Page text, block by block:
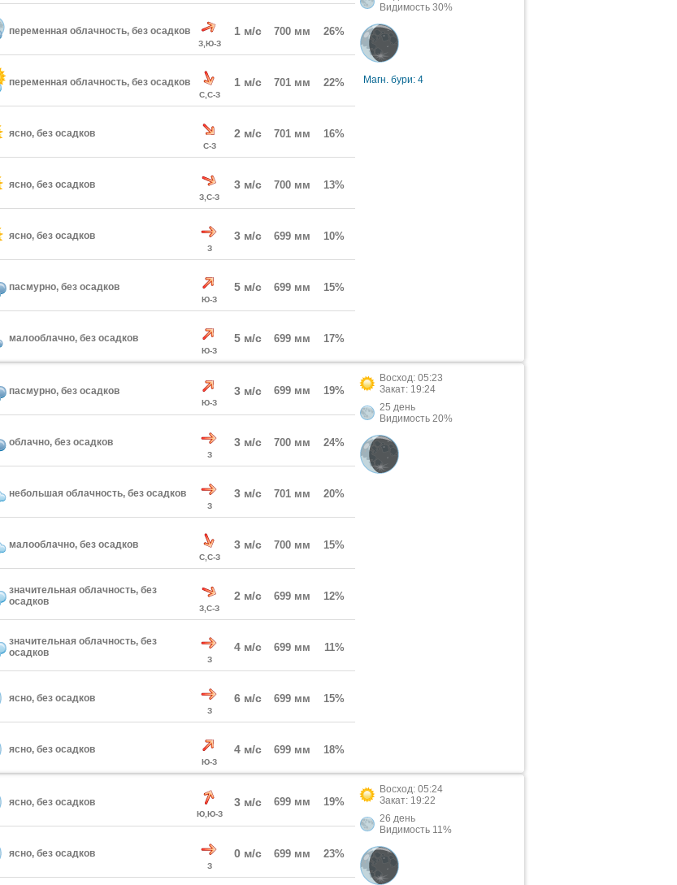
переменная облачность, без осадков
З,Ю-З
1 м/с 700 мм 26%
переменная облачность, без осадков
С,С-З
1 м/с 701 мм 22%
ясно, без осадков
С-З
2 м/с 701 мм 16%
ясно, без осадков
З,С-З
3 м/с 700 мм 13%
ясно, без осадков
З
3 м/с 699 мм 10%
пасмурно, без осадков
Ю-З
5 м/с 699 мм 15%
малооблачно, без осадков
Ю-З
5 м/с 699 мм 17%
Видимость 30%
Магн. бури: 4
пасмурно, без осадков
Ю-З
3 м/с 699 мм 19%
облачно, без осадков
З
3 м/с 700 мм 24%
небольшая облачность, без осадков
З
3 м/с 701 мм 20%
малооблачно, без осадков
С,С-З
3 м/с 700 мм 15%
значительная облачность, без
осадков
З,С-З
2 м/с 699 мм 12%
значительная облачность, без
осадков
З
4 м/с 699 мм 11%
ясно, без осадков
З
6 м/с 699 мм 15%
ясно, без осадков
Ю-З
4 м/с 699 мм 18%
Восход: 05:23
Закат: 19:24
25 день
Видимость 20%
ясно, без осадков
Ю,Ю-З
3 м/с 699 мм 19%
ясно, без осадков
З
0 м/с 699 мм 23%
Восход: 05:24
Закат: 19:22
26 день
Видимость 11%